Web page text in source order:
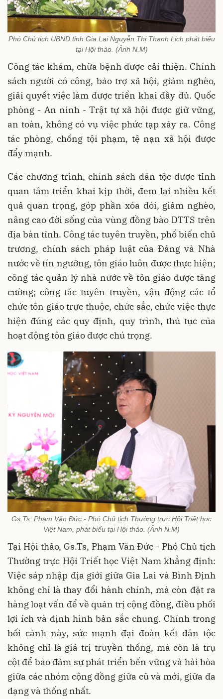
Phó Chủ tịch UBND tỉnh Gia Lai Nguyễn Thị Thanh Lịch phát biểu
tại Hội thảo. (Ảnh N.M)
Công tác khám, chữa bệnh được cải thiện. Chính
sách người có công, bảo trợ xã hội, giảm nghèo,
giải quyết việc làm được triển khai đầy đủ. Quốc
phòng - An ninh - Trật tự xã hội được giữ vững,
an toàn, không có vụ việc phức tạp xảy ra. Công
tác phòng, chống tội phạm, tệ nạn xã hội được
đẩy mạnh.
Các chương trình, chính sách dân tộc được tỉnh
quan tâm triển khai kịp thời, đem lại nhiều kết
quả quan trọng, góp phần xóa đói, giảm nghèo,
nâng cao đời sống của vùng đồng bào DTTS trên
địa bàn tỉnh. Công tác tuyên truyền, phổ biến chủ
trương, chính sách pháp luật của Đảng và Nhà
nước về tín ngưỡng, tôn giáo luôn được thực hiện;
công tác quản lý nhà nước về tôn giáo được tăng
cường; công tác tuyên truyền, vận động các tổ
chức tôn giáo trực thuộc, chức sắc, chức việc thực
hiện đúng các quy định, quy trình, thủ tục của
hoạt động tôn giáo được chú trọng.
Gs.Ts. Phạm Văn Đức - Phó Chủ tịch Thường trực Hội Triết học
Việt Nam, phát biểu tại Hội thảo. (Ảnh N.M)
Tại Hội thảo, Gs.Ts, Phạm Văn Đức - Phó Chủ tịch
Thường trực Hội Triết học Việt Nam khẳng định:
Việc sáp nhập địa giới giữa Gia Lai và Bình Định
không chỉ là thay đổi hành chính, mà còn đặt ra
hàng loạt vấn để về quản trị cộng đồng, điều phối
lợi ích và định hình bản sắc chung. Chính trong
bối cảnh này, sức mạnh đại đoàn kết dân tộc
không chỉ là giá trị truyền thống, mà còn là trụ
cột để bảo đảm sự phát triển bến vững và hài hòa
giữa các nhóm cộng đồng giữa cũ và mới, giữa đa
dạng và thống nhất.